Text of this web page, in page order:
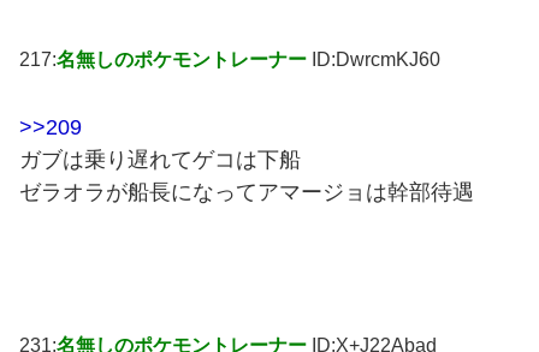
217:名無しのポケモントレーナー ID:DwrcmKJ60
>>209
ガブは乗り遅れてゲコは下船
ゼラオラが船長になってアマージョは幹部待遇
231:名無しのポケモントレーナー ID:X+J22Abad